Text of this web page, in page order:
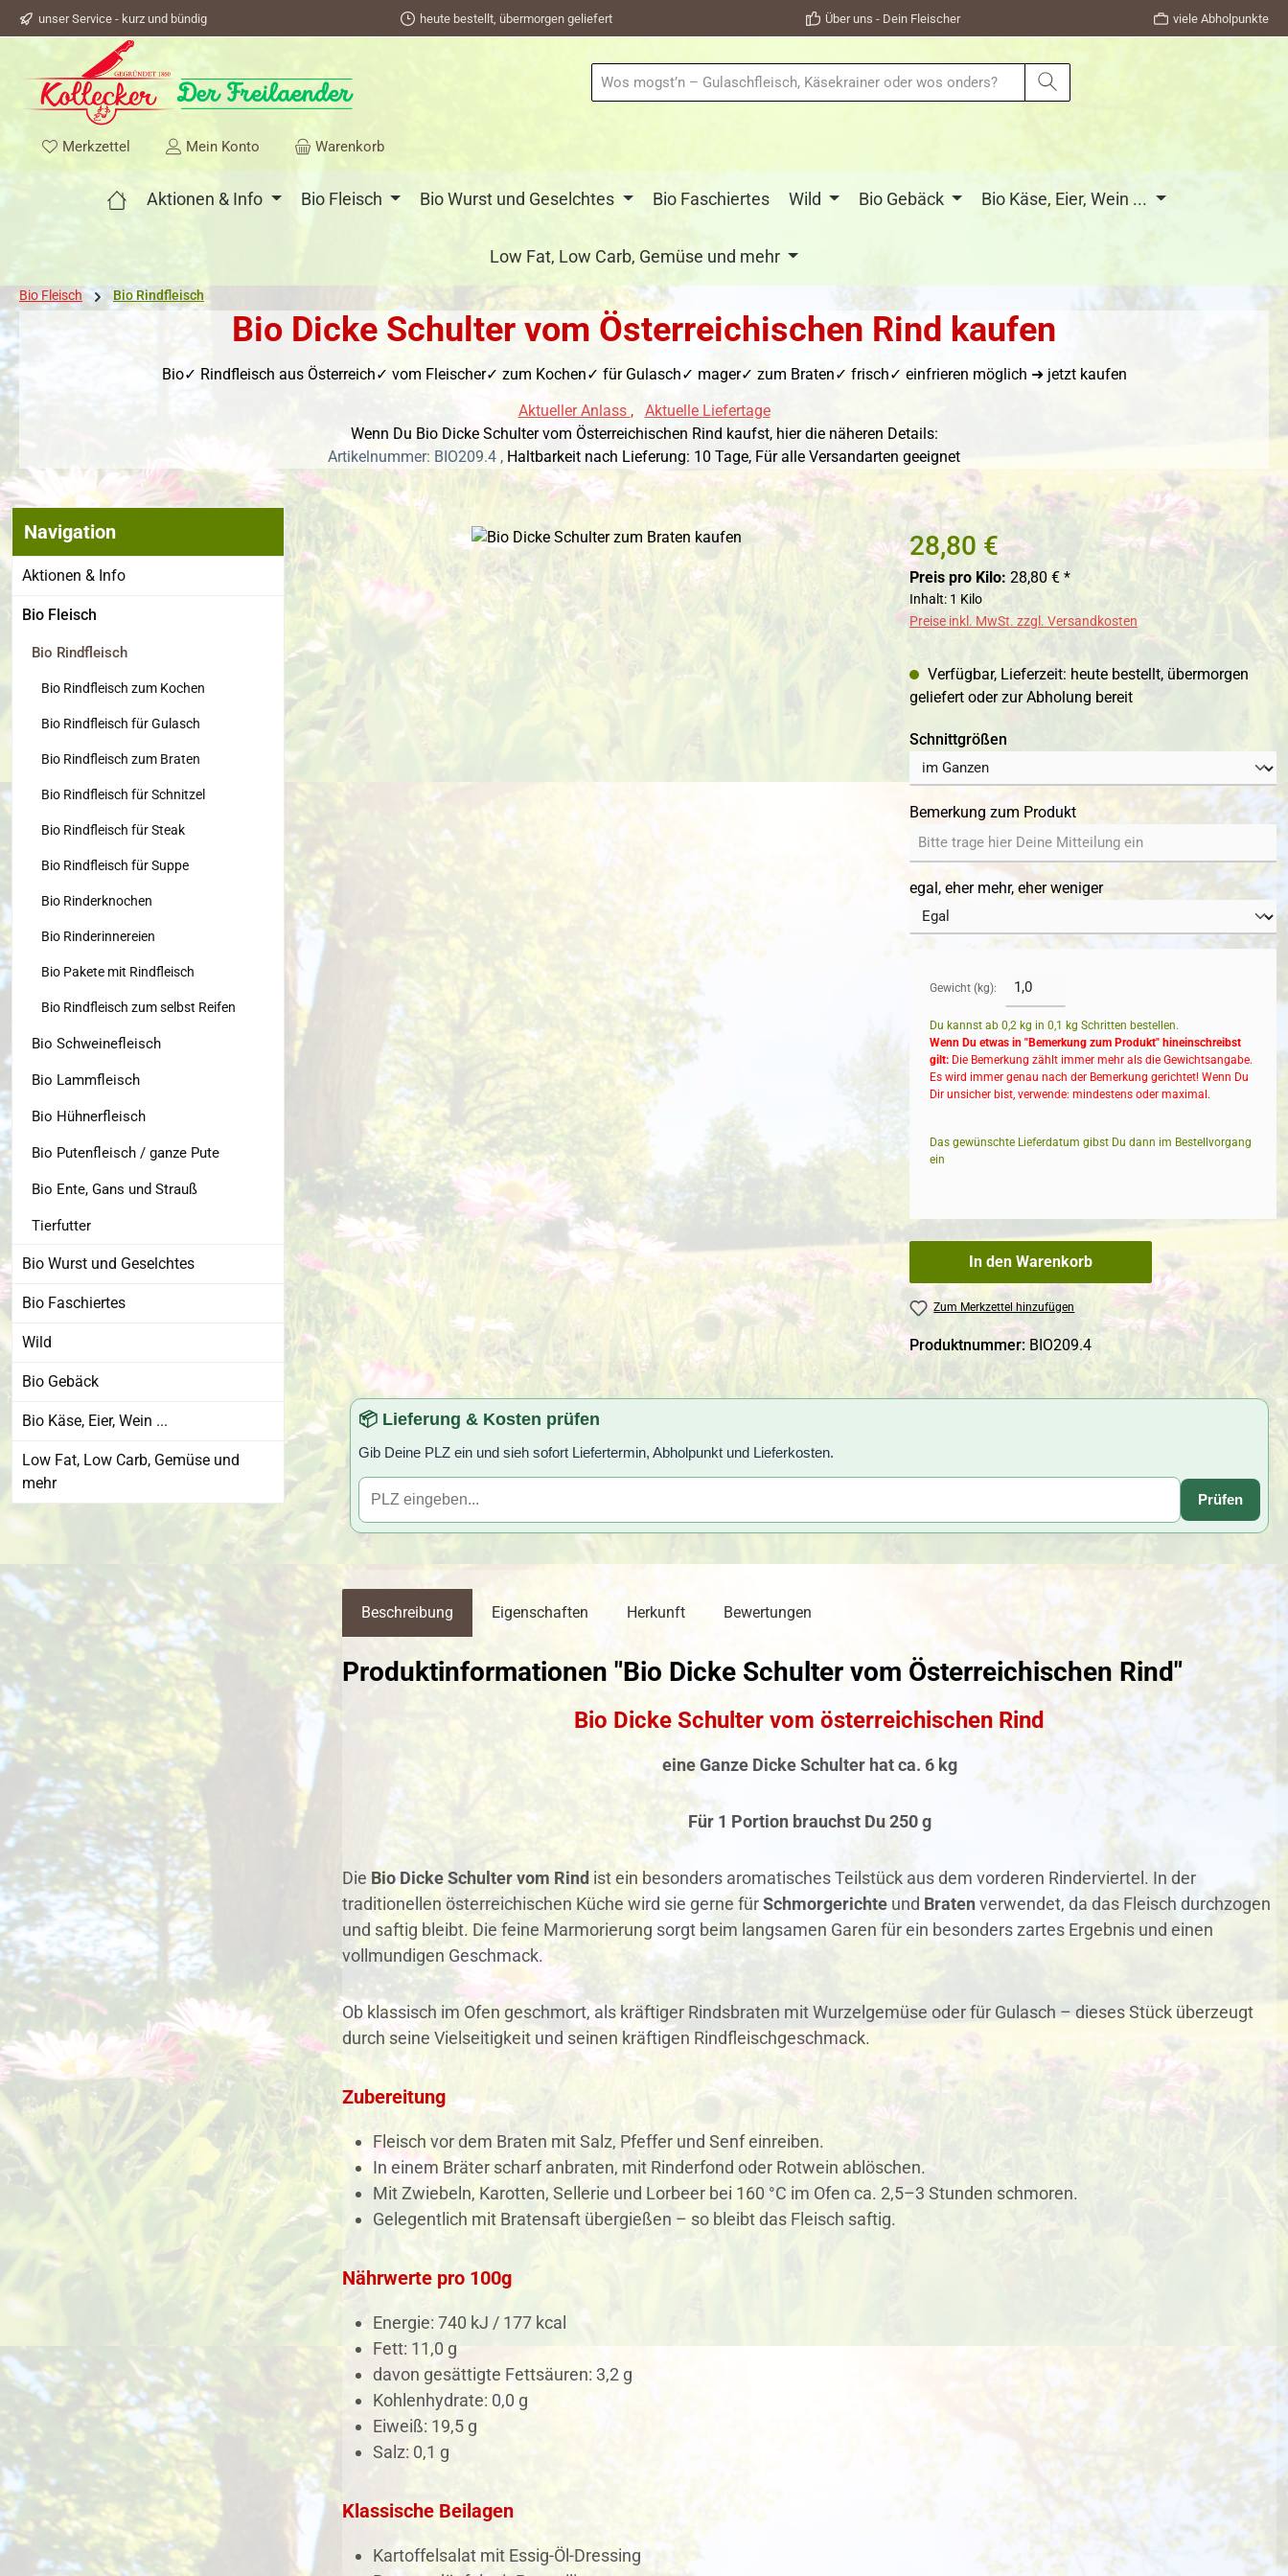
Zur Hauptnavigation springen
unser Service - kurz und bündig heute bestellt, übermorgen geliefert Über uns - Dein Fleischer viele Abholpunkte
Merkzettel Du hast 0 Produkte auf dem Merkzettel
Mein Konto Warenkorb
Aktionen & Info Bio Fleisch Bio Wurst und Geselchtes Bio Faschiertes Wild Bio Gebäck Bio Käse, Eier, Wein ...
Low Fat, Low Carb, Gemüse und mehr
Bio Fleisch Bio Rindfleisch
Bio Dicke Schulter vom Österreichischen Rind kaufen
Bio✓ Rindfleisch aus Österreich✓ vom Fleischer✓ zum Kochen✓ für Gulasch✓ mager✓ zum Braten✓ frisch✓ einfrieren möglich ➜ jetzt kaufen
Aktueller Anlass ,
Aktuelle Liefertage
Wenn Du Bio Dicke Schulter vom Österreichischen Rind kaufst, hier die näheren Details:
Artikelnummer: BIO209.4 , Haltbarkeit nach Lieferung: 10 Tage, Für alle Versandarten geeignet
Navigation
Aktionen & Info
Bio Fleisch
Bio Rindfleisch
Bio Rindfleisch zum Kochen
Bio Rindfleisch für Gulasch
Bio Rindfleisch zum Braten
Bio Rindfleisch für Schnitzel
Bio Rindfleisch für Steak
Bio Rindfleisch für Suppe
Bio Rinderknochen
Bio Rinderinnereien
Bio Pakete mit Rindfleisch
Bio Rindfleisch zum selbst Reifen
Bio Schweinefleisch
Bio Lammfleisch
Bio Hühnerfleisch
Bio Putenfleisch / ganze Pute
Bio Ente, Gans und Strauß
Tierfutter
Bio Wurst und Geselchtes
Bio Faschiertes
Wild
Bio Gebäck
Bio Käse, Eier, Wein ...
Low Fat, Low Carb, Gemüse und
mehr
Bildergalerie überspringen 28,80 €
Preis pro Kilo: 28,80 € *
Inhalt: 1 Kilo
Preise inkl. MwSt. zzgl. Versandkosten
Verfügbar, Lieferzeit: heute bestellt, übermorgen
geliefert oder zur Abholung bereit
Schnittgrößen
Bemerkung zum Produkt
egal, eher mehr, eher weniger
Gewicht (kg):
Du kannst ab 0,2 kg in0,1 kg Schritten bestellen.
Wenn Du etwas in "Bemerkung zum Produkt" hineinschreibst
gilt: Die Bemerkung zählt immer mehr als die Gewichtsangabe.
Es wird immer genau nach der Bemerkung gerichtet! Wenn Du
Dir unsicher bist, verwende: mindestens oder maximal.
Das gewünschte Lieferdatum gibst Du dann im Bestellvorgang
ein
In den Warenkorb
Zum Merkzettel hinzufügen
Produktnummer: BIO209.4
📦 Lieferung & Kosten prüfen
Gib Deine PLZ ein und sieh sofort Liefertermin, Abholpunkt und Lieferkosten.
Prüfen
Beschreibung Eigenschaften Herkunft Bewertungen
Produktinformationen "Bio Dicke Schulter vom Österreichischen Rind"
Bio Dicke Schulter vom österreichischen Rind
eine Ganze Dicke Schulter hat ca. 6 kg
Für 1 Portion brauchst Du250 g
Die Bio Dicke Schulter vom Rind ist ein besonders aromatisches Teilstück aus dem vorderen Rinderviertel. In der
traditionellen österreichischen Küche wird sie gerne fürSchmorgerichte und Bratenverwendet, da das Fleisch durchzogen
und saftig bleibt. Die feine Marmorierung sorgt beim langsamen Garen für ein besonders zartes Ergebnis und einen
vollmundigen Geschmack.
Ob klassisch im Ofen geschmort, als kräftiger Rindsbraten mit Wurzelgemüse oder für Gulasch – dieses Stück überzeugt
durch seine Vielseitigkeit und seinen kräftigen Rindfleischgeschmack.
Zubereitung
Fleisch vor dem Braten mit Salz, Pfeffer und Senf einreiben.
In einem Bräter scharf anbraten, mit Rinderfond oder Rotwein ablöschen.
Mit Zwiebeln, Karotten, Sellerie und Lorbeer bei 160 °C im Ofen ca. 2,5–3 Stunden schmoren.
Gelegentlich mit Bratensaft übergießen – so bleibt das Fleisch saftig.
Nährwerte pro 100g
Energie: 740 kJ / 177 kcal
Fett: 11,0 g
davon gesättigte Fettsäuren: 3,2 g
Kohlenhydrate: 0,0 g
Eiweiß: 19,5 g
Salz: 0,1 g
Klassische Beilagen
Kartoffelsalat mit Essig-Öl-Dressing